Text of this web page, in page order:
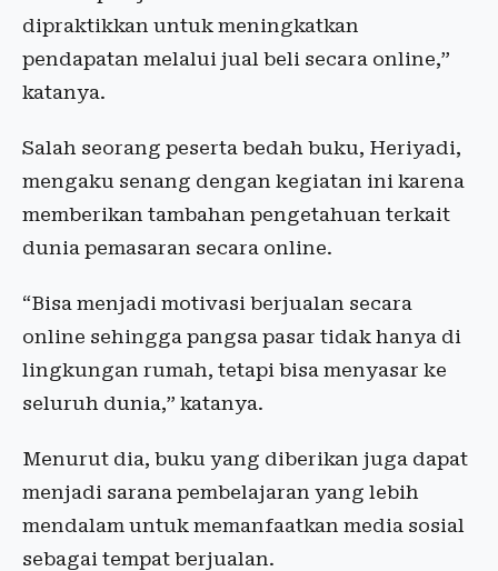
dipraktikkan untuk meningkatkan
pendapatan melalui jual beli secara online,”
katanya.
Salah seorang peserta bedah buku, Heriyadi,
mengaku senang dengan kegiatan ini karena
memberikan tambahan pengetahuan terkait
dunia pemasaran secara online.
“Bisa menjadi motivasi berjualan secara
online sehingga pangsa pasar tidak hanya di
lingkungan rumah, tetapi bisa menyasar ke
seluruh dunia,” katanya.
Menurut dia, buku yang diberikan juga dapat
menjadi sarana pembelajaran yang lebih
mendalam untuk memanfaatkan media sosial
sebagai tempat berjualan.